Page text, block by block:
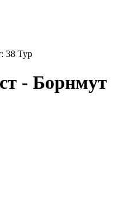
38 Тур
- Борнмут